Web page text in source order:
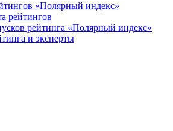
«Полярный индекс»
рейтингов
рейтинга «Полярный индекс»
и эксперты